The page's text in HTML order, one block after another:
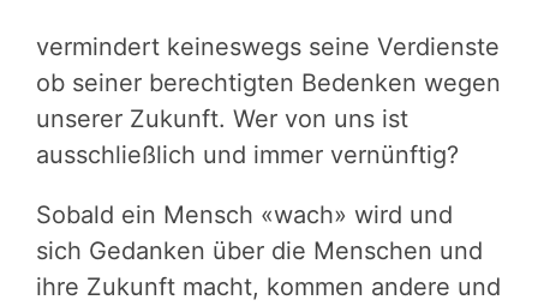
vermindert keineswegs seine Verdienste
ob seiner berechtigten Bedenken wegen
unserer Zukunft. Wer von uns ist
ausschließlich und immer vernünftig?
Sobald ein Mensch «wach» wird und
sich Gedanken über die Menschen und
ihre Zukunft macht, kommen andere und